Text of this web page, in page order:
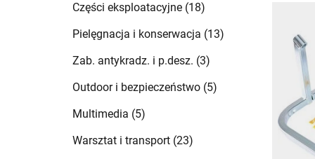
Części eksploatacyjne (18)
Pielęgnacja i konserwacja (13)
Zab. antykradz. i p.desz. (3)
Outdoor i bezpieczeństwo (5)
Multimedia (5)
Warsztat i transport (23)